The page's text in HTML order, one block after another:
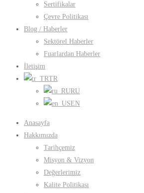
Sertifikalar
Çevre Politikası
Blog / Haberler
Sektörel Haberler
Fuarlardan Haberler
İletişim
TR
RU
EN
Anasayfa
Hakkımızda
Tarihçemiz
Misyon & Vizyon
Değerlerimiz
Kalite Politikası